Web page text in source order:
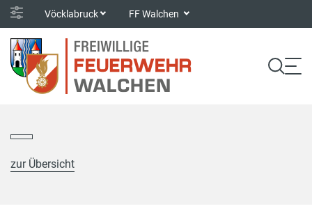
Vöcklabruck FF Walchen
zur Übersicht